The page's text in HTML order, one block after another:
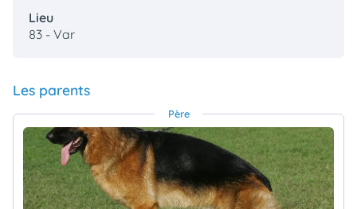
Lieu
83 - Var
Les parents
Père